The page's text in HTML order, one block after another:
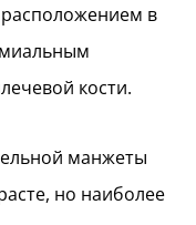
в
кости.
манжеты
но наиболее